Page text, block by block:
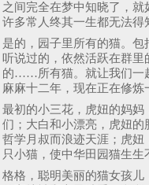
之间完全在梦中知晓了，
许多常人终其一生都无法得
是的，园子里所有的猫。
听说过的，依然活跃在群
的……所有猫。就让我们一
麻麻十二年，现在正在修炼
最初的小三花，虎妞的妈
们；大白和小漂亮，虎妞
哲学月叔而浪迹天涯；虎
只小猫，使中华田园猫生生
格格，聪明美丽的猫女孩